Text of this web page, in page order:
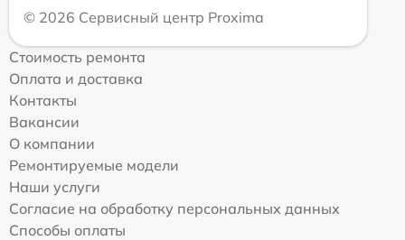
© 2026 Сервисный центр Proxima
Стоимость ремонта
Оплата и доставка
Контакты
Вакансии
О компании
Ремонтируемые модели
Наши услуги
Согласие на обработку персональных данных
Способы оплаты